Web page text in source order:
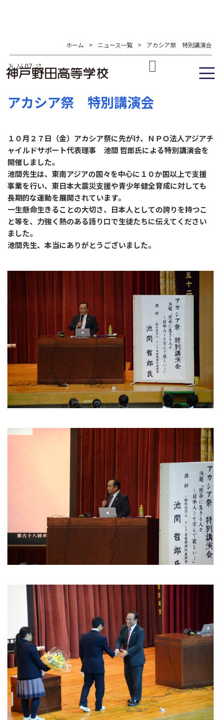
ホーム > ニュース一覧 > アカシア祭 特別講演会
2026.07.31
アカシア祭 特別講演会
１０月２７日（金）アカシア祭に先がけ、ＮＰＯ法人アジアチ
ャイルドサポート代表理事 池間 哲郎氏による特別講演会を
開催しました。
池間先生は、東南アジアの国々を中心に１０か国以上で支援
事業を行い、東日本大震災支援や青少年健全育成に対しても
長期的な運動を展開されています。
一生懸命生きることの大切さ、日本人としての誇りを持つこ
と等を、力強く熱のある語り口で生徒たちに伝えてください
ました。
池間先生、本当にありがとうございました。